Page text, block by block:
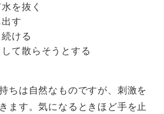
を抜く
す
ける
て散らそうとする
ちは自然なものですが、刺激を
ます。気になるときほど手を止